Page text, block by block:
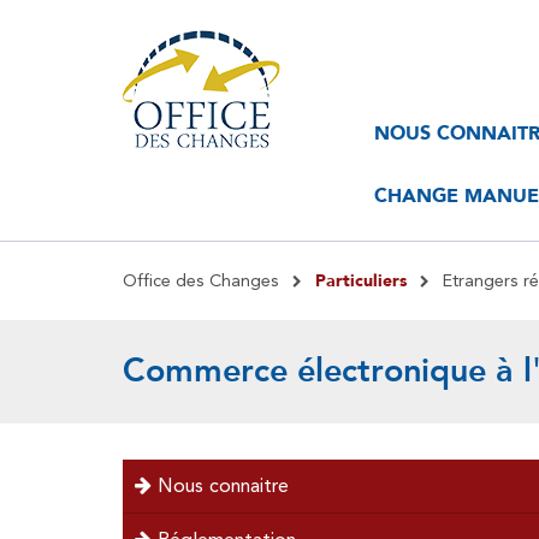
Navigation
Navigation
NOUS
CHANGE
Fil
Office des Changes Particuliers Etrangers
Commerce électronique à
menu
left Nous connaitre